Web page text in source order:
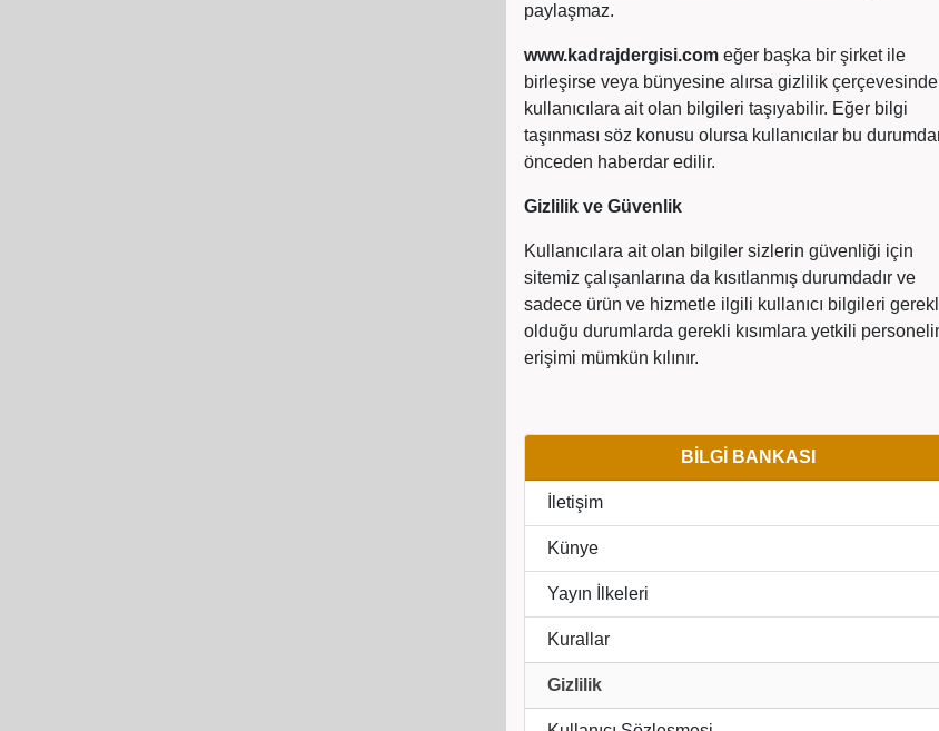
paylaşmaz.
www.kadrajdergisi.comeğer başka bir şirket ile
birleşirse veya bünyesine alırsa gizlilik çerçevesinde
kullanıcılara ait olan bilgileri taşıyabilir. Eğer bilgi
taşınması söz konusu olursa kullanıcılar bu
önceden haberdar edilir.
Gizlilik ve Güvenlik
Kullanıcılara ait olan bilgiler sizlerin güvenliği için
sitemiz çalışanlarına da kısıtlanmış durumdadır ve
sadece ürün ve hizmetle ilgili kullanıcı bilgileri
olduğu durumlarda gerekli kısımlara yetkili
erişimi mümkün kılınır.
BİLGİ BANKASI
İletişim
Künye
Yayın İlkeleri
Kurallar
Gizlilik